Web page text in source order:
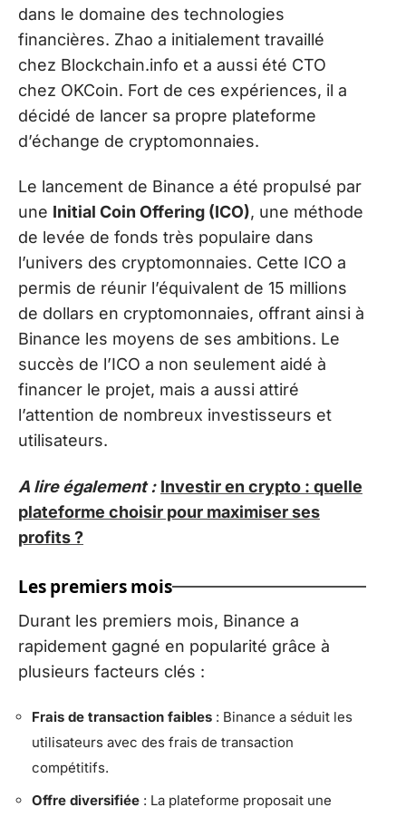
dans le domaine des technologies
financières. Zhao a initialement travaillé
chez Blockchain.info et a aussi été CTO
chez OKCoin. Fort de ces expériences, il a
décidé de lancer sa propre plateforme
d’échange de cryptomonnaies.
Le lancement de Binance a été propulsé par
une Initial Coin Offering (ICO), une méthode
de levée de fonds très populaire dans
l’univers des cryptomonnaies. Cette ICO a
permis de réunir l’équivalent de 15 millions
de dollars en cryptomonnaies, offrant ainsi à
Binance les moyens de ses ambitions. Le
succès de l’ICO a non seulement aidé à
financer le projet, mais a aussi attiré
l’attention de nombreux investisseurs et
utilisateurs.
A lire également : Investir en crypto : quelle
plateforme choisir pour maximiser ses
profits ?
Les premiers mois
Durant les premiers mois, Binance a
rapidement gagné en popularité grâce à
plusieurs facteurs clés :
Frais de transaction faibles : Binance a séduit les
utilisateurs avec des frais de transaction
compétitifs.
Offre diversifiée : La plateforme proposait une